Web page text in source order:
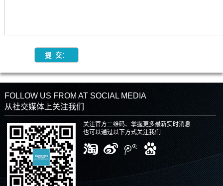
FOLLOW US FROM AT SOCIAL MEDIA
从社交媒体上关注我们
关注官方二维码、掌握更多最新实时消息
也可以通过以下方式关注我们